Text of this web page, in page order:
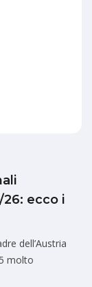
26: ecco i
dell’Austria
molto